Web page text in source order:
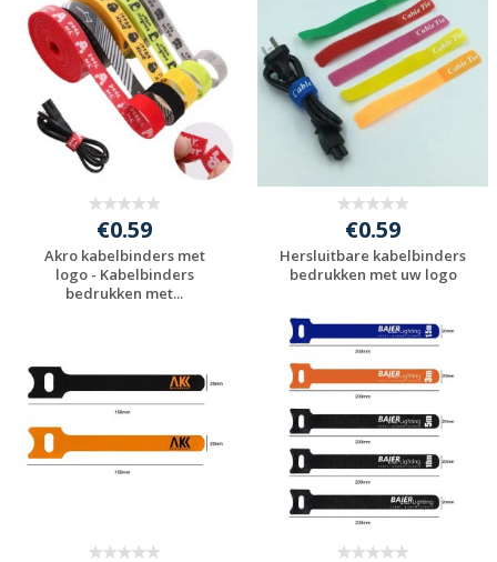
€0.59
Akro kabelbinders met
logo - Kabelbinders
bedrukken met...
€0.59
Hersluitbare kabelbinders
bedrukken met uw logo
Gratis offerte
aanvragen